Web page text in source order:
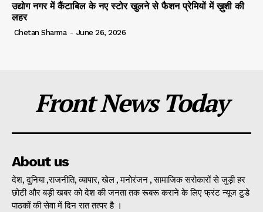
उद्योग नगर में कैंटाबिल के नए स्टोर खुलने से फैशन प्रेमियों में ख़ुशी की
लहर
Chetan Sharma - June 26, 2026
Front News Today
About us
देश, दुनिया ,राजनीति, व्यापार, खेल , मनोरंजन , सामाजिक सरोकारों से जुड़ी हर
छोटी और बड़ी खबर को देश की जनता तक रूबरू कराने के लिए फ्रंट न्यूज टुडे
पाठकों की सेवा में दिन रात तत्पर है ।